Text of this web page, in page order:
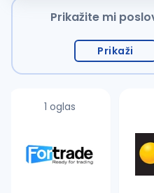
Prikažite mi
Prikaži
1 oglas